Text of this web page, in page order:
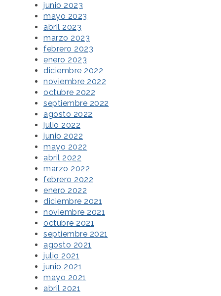
junio 2023
mayo 2023
abril 2023
marzo 2023
febrero 2023
enero 2023
diciembre 2022
noviembre 2022
octubre 2022
septiembre 2022
agosto 2022
julio 2022
junio 2022
mayo 2022
abril 2022
marzo 2022
febrero 2022
enero 2022
diciembre 2021
noviembre 2021
octubre 2021
septiembre 2021
agosto 2021
julio 2021
junio 2021
mayo 2021
abril 2021